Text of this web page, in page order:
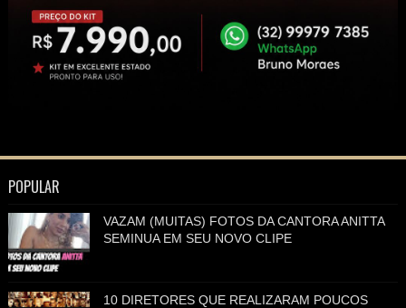
POPULAR
VAZAM (MUITAS) FOTOS DA CANTORA ANITTA
SEMINUA EM SEU NOVO CLIPE
10 DIRETORES QUE REALIZARAM POUCOS